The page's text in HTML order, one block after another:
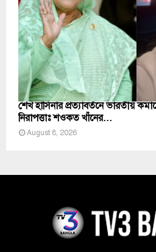
শেখ হাসিনার প্রত্যাবর্তনে ভারতীয়
নিরাপত্তাঃ শওকত খাঁনের...
August 8, 2026